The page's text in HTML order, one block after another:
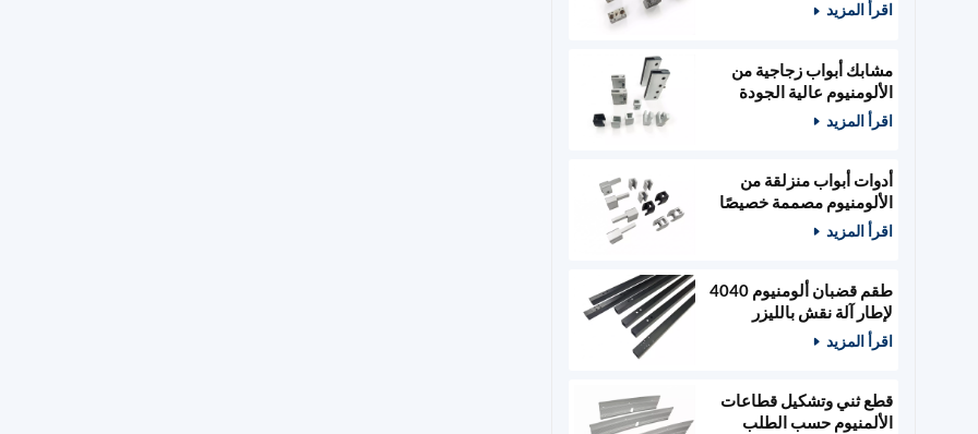
اقرأ المزيد
مشابك أبواب زجاجية من
الألومنيوم عالية الجودة
مصممة حسب الطلب،
وأدوات أبواب خشبية
اقرأ المزيد
أدوات أبواب منزلقة من
الألومنيوم مصممة خصيصًا
ومثبتات زجاجية
اقرأ المزيد
طقم قضبان ألومنيوم 4040
لإطار آلة نقش بالليزر
400x400 مم
اقرأ المزيد
قطع ثني وتشكيل قطاعات
الألمنيوم حسب الطلب